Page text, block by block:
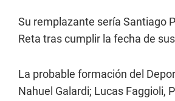
Su remplazante sería Santiago
Reta tras cumplir la fecha de
La probable formación del
Nahuel Galardi; Lucas Faggioli,